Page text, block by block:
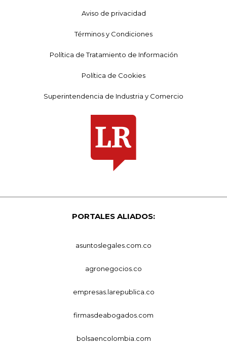
Aviso de privacidad
Términos y Condiciones
Política de Tratamiento de Información
Política de Cookies
Superintendencia de Industria y Comercio
PORTALES ALIADOS:
asuntoslegales.com.co
agronegocios.co
empresas.larepublica.co
firmasdeabogados.com
bolsaencolombia.com